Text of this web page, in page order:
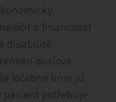
a financovat
disabilitě.
doslova
léčebné linie již
potřebuje